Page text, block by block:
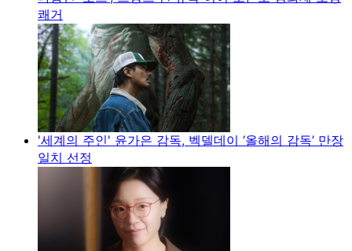
쾌거
'세계의 주인' 윤가은 감독, 벡델데이 ‘올해의 감독’ 만장
일치 선정